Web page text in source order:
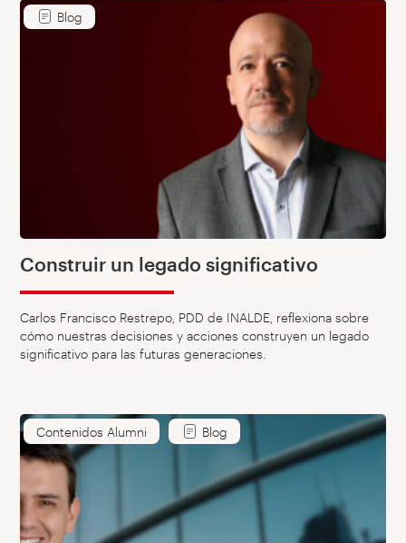
Blog
Construir un legado significativo
Carlos Francisco Restrepo, PDD de INALDE, reflexiona sobre
cómo nuestras decisiones y acciones construyen un legado
significativo para las futuras generaciones.
Contenidos Alumni Blog